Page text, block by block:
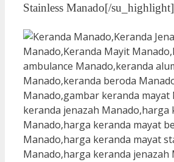
Stainless Manado[/su_highlight]